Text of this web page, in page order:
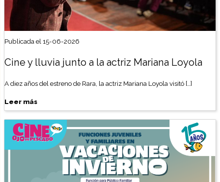
Publicada el 15-06-2026
Cine y lluvia junto a la actriz Mariana Loyola
A diez años del estreno de Rara, la actriz Mariana Loyola visitó […]
Leer más